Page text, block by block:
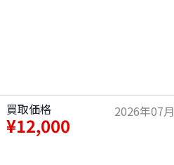
買取価格
¥12,000
2026年07月